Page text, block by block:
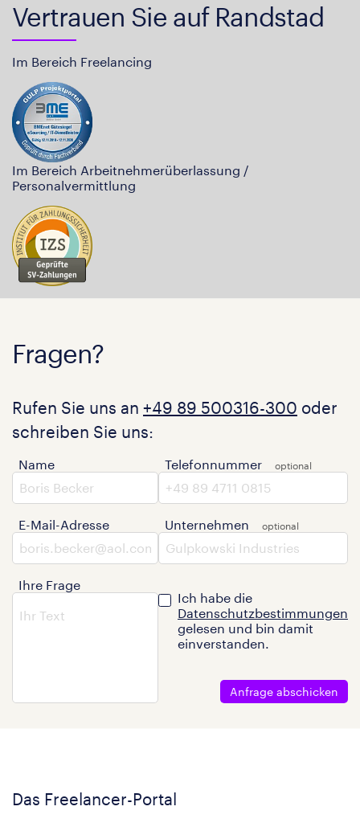
Vertrauen Sie auf Randstad
Im Bereich Freelancing
Im Bereich Arbeitnehmerüberlassung /
Personalvermittlung
Fragen?
Rufen Sie uns an +49 89 500316-300 oder
schreiben Sie uns:
Name
E-Mail-Adresse
Ihre Frage
Telefonnummer
Unternehmen
Ich habe die
Datenschutzbestimmungen
gelesen und bin damit
einverstanden.
Anfrage abschicken
Das Freelancer-Portal